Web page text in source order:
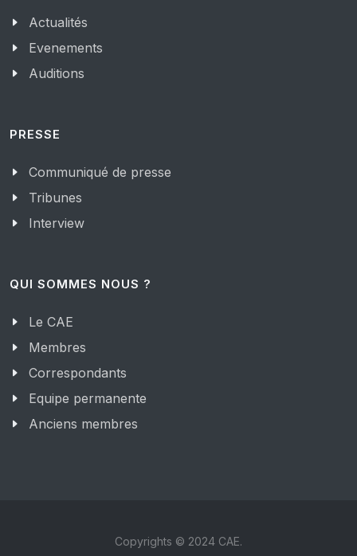
Actualités
Evenements
Auditions
PRESSE
Communiqué de presse
Tribunes
Interview
QUI SOMMES NOUS ?
Le CAE
Membres
Correspondants
Equipe permanente
Anciens membres
Copyrights © 2024 CAE.